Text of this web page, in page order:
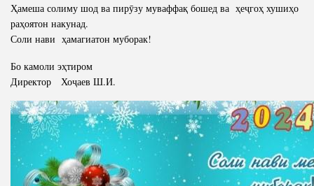
Ҳамеша солиму шод ва пирӯзу муваффақ бошед ва ҳеҷгоҳ хушиҳо
раҳоятон накунад.
Соли нави ҳамагиатон муборак!
Бо камоли эҳтиром
Директор Хоҷаев Ш.И.